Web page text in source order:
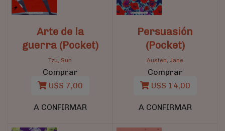
Arte de la
guerra (Pocket)
Tzu, Sun
Comprar
U$S 7,00
A CONFIRMAR
Persuasión
(Pocket)
Austen, Jane
Comprar
U$S 14,00
A CONFIRMAR